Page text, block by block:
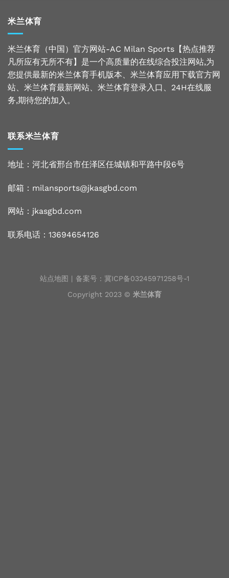
米兰体育
米兰体育（中国）官方网站-AC Milan Sports【热点推荐
凡所应有无所不有】是一个高质量的在线综合投注网站,为
您提供最新的米兰体育手机版本、米兰体育应用下载官方网
站、米兰体育最新网站、米兰体育登录入口、24H在线服
务,期待您的加入。
联系米兰体育
地址：河北省邢台市任泽区任城镇和平路中段6号
邮箱：milansports@jkasgbd.com
网站： jkasgbd.com
联系电话：13694654126
站点地图 | 备案号： 冀ICP备03245971258号-1
Copyright 2023 © 米兰体育